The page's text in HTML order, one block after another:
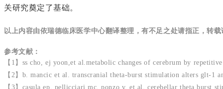
关研究奠定了基础。
以上内容由依瑞德临床医学中心翻译整理，有不足之处请指正，转
参考文献：
【 1 】 ss cho, ej yoon,et al.metabolic changes of cerebrum by
【 2 】 b. mancic et al. transcranial theta-burst stimulation alters glt-1
【 3 】 casula ep, pellicciari mc, ponzo v, et al. cerebellar theta burst